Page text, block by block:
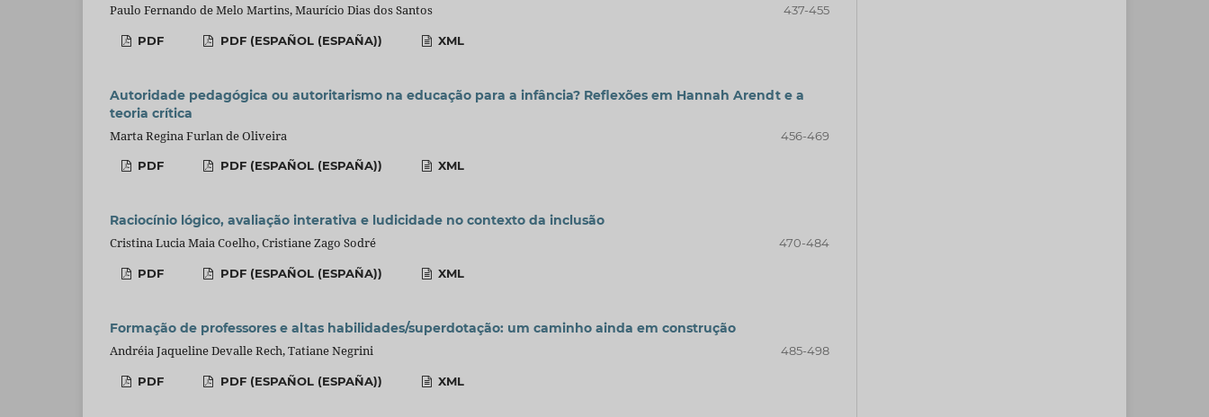
Paulo Fernando de Melo Martins, Maurício Dias dos Santos
437-455
PDF PDF (ESPAÑOL (ESPAÑA)) XML
Autoridade pedagógica ou autoritarismo na educação para a infância? Reflexões em Hannah Arendt e a
teoria crítica
Marta Regina Furlan de Oliveira
456-469
PDF PDF (ESPAÑOL (ESPAÑA)) XML
Raciocínio lógico, avaliação interativa e ludicidade no contexto da inclusão
Cristina Lucia Maia Coelho, Cristiane Zago Sodré
470-484
PDF PDF (ESPAÑOL (ESPAÑA)) XML
Formação de professores e altas habilidades/superdotação: um caminho ainda em construção
Andréia Jaqueline Devalle Rech, Tatiane Negrini
485-498
PDF PDF (ESPAÑOL (ESPAÑA)) XML